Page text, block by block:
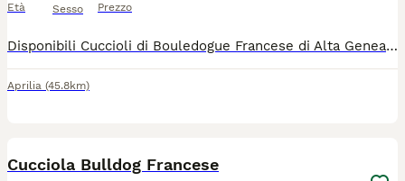
Età Sesso Prezzo
Disponibili Cuccioli di Bouledogue Francese di Alta Genealogia Si cedono con Libretto Sanitario con Vaccinazioni Sverminazioni Microchip Iscrizione Anagrafe Canina Pedigree Enci Certificato di buona salute
Aprilia (45.8km)
Cucciola Bulldog Francese